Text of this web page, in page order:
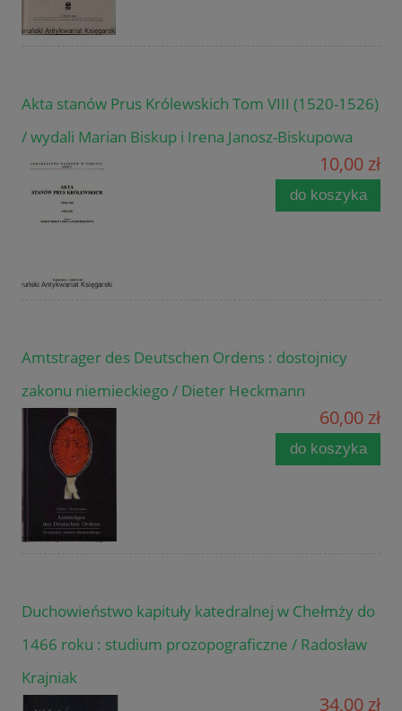
Akta stanów Prus Królewskich Tom VIII (1520-1526)
/ wydali Marian Biskup i Irena Janosz-Biskupowa
10,00 zł
do koszyka
Amtstrager des Deutschen Ordens : dostojnicy
zakonu niemieckiego / Dieter Heckmann
60,00 zł
do koszyka
Duchowieństwo kapituły katedralnej w Chełmży do
1466 roku : studium prozopograficzne / Radosław
Krajniak
34,00 zł